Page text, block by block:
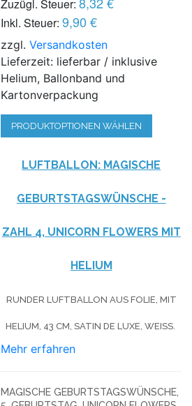
Zuzügl. Steuer:
Inkl. Steuer: 9,90 €
zzgl.Versandkosten
Lieferzeit: lieferbar / inklusive
Helium, Ballonband und
Kartonverpackung
PRODUKTOPTIONEN WÄHLEN
LUFTBALLON: MAGISCHE
GEBURTSTAGSWÜNSCHE -
ZAHL 4, UNICORN FLOWERS MIT
HELIUM
RUNDER LUFTBALLON AUS FOLIE, MIT
HELIUM, 43 CM, SATIN DE LUXE, WEISS.
Mehr erfahren
MAGISCHE GEBURTSTAGSWÜNSCHE,